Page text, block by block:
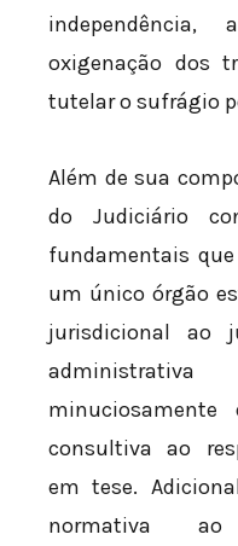
oxigenação dos
tutelar o sufrágio
Além de sua
do Judiciário
fundamentais
um único órgão
jurisdicional ao
consultiva ao
em tese.
normativa ao